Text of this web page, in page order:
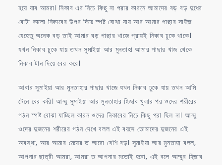
হয়ে যাব আমরা। নিকাব এর নিচে কিছু না পরার কারনে আমাদের বড় বড় দুধের
বোটা কালো নিকাবের উপর দিয়ে স্পষ্ট বোঝা যায় আর আমার পাছার সাইজ
যেহেতু অনেক বড় তাই আমার বড় পাছার খাজে প্রায়ই নিকাব ঢুকে থাকে।
যখন নিকাব ঢুকে যায় তখন সুমাইয়া আর মুনতাহা আমার পাছার খাজ থেকে
নিকাব টান দিয়ে বের করে।
আবার সুমাইয়া আর মুনতাহার পাছার খাজে যখন নিকাব ঢুকে যায় তখন আমি
টেনে বের করি। আম্মু সুমাইয়া আর মুনতাহার হিজাব খুলার পর ওদের শরীরের
গঠন স্পষ্ট বোঝা যাচ্ছিল কারন ওদের নিকাবের নিচে কিছু পরা ছিল না। আম্মু
ওদের দুজনের শরীরের গঠন দেখে বলল এই বয়সে তোমাদের দুজনের এই
অবস্থা, আর আমার মেয়ের ত আরো বেশি বড়। সুমাইয়া আর মুনতাহা বলল,
আপনার ছাত্রী আমরা, আমরা ত আপনার মতোই হবো, এই বলে আম্মুর হিজাব